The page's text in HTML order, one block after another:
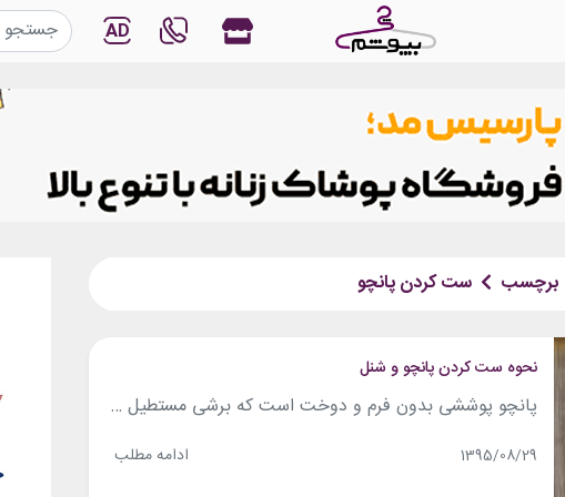
AD
برچسب ست کردن پانچو
نحوه ست کردن پانچو و شنل
پانچو پوششی بدون فرم و دوخت است که برشی مستطیل شکل و یا دایره‌ای دارد. پانچو در ابتدا توسط مردم بومی آمریکای لاتین استفاده می‌شد و سپس مردم غیر بومی از آن در پوشش خود بهره بردند و شروع به تلفیق المان‌های اروپایی در طراحی این نوع لباس کردند. اما نحوه ست کردن پانچو و شنل...
1395/08/29 ادامه مطلب